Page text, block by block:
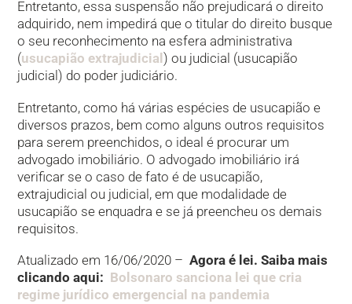
Entretanto, essa suspensão não prejudicará o direito
adquirido, nem impedirá que o titular do direito busque
o seu reconhecimento na esfera administrativa
(usucapião extrajudicial ) ou judicial (usucapião
judicial) do poder judiciário.
Entretanto, como há várias espécies de usucapião e
diversos prazos, bem como alguns outros requisitos
para serem preenchidos, o ideal é procurar um
advogado imobiliário. O advogado imobiliário irá
verificar se o caso de fato é de usucapião,
extrajudicial ou judicial, em que modalidade de
usucapião se enquadra e se já preencheu os demais
requisitos.
Atualizado em 16/06/2020 – Agora é lei. Saiba mais
clicando aqui: Bolsonaro sanciona lei que cria
regime jurídico emergencial na pandemia